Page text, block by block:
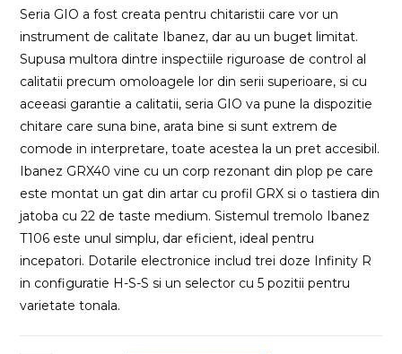
Seria GIO a fost creata pentru chitaristii care vor un
instrument de calitate Ibanez, dar au un buget limitat.
Supusa multora dintre inspectiile riguroase de control al
calitatii precum omoloagele lor din serii superioare, si cu
aceeasi garantie a calitatii, seria GIO va pune la dispozitie
chitare care suna bine, arata bine si sunt extrem de
comode in interpretare, toate acestea la un pret accesibil.
Ibanez GRX40 vine cu un corp rezonant din plop pe care
este montat un gat din artar cu profil GRX si o tastiera din
jatoba cu 22 de taste medium. Sistemul tremolo Ibanez
T106 este unul simplu, dar eficient, ideal pentru
incepatori. Dotarile electronice includ trei doze Infinity R
in configuratie H-S-S si un selector cu 5 pozitii pentru
varietate tonala.